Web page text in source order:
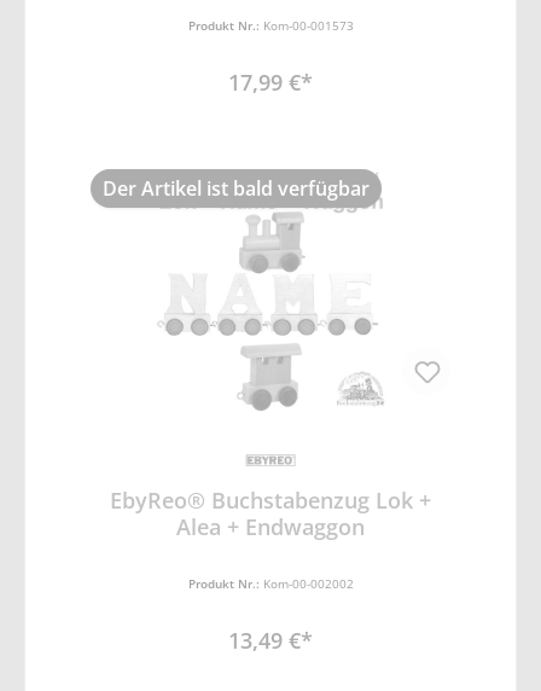
Produkt Nr.: Kom-00-001573
17,99 €*
Der Artikel ist bald verfügbar
EbyReo® Buchstabenzug Lok +
Alea + Endwaggon
Produkt Nr.: Kom-00-002002
13,49 €*